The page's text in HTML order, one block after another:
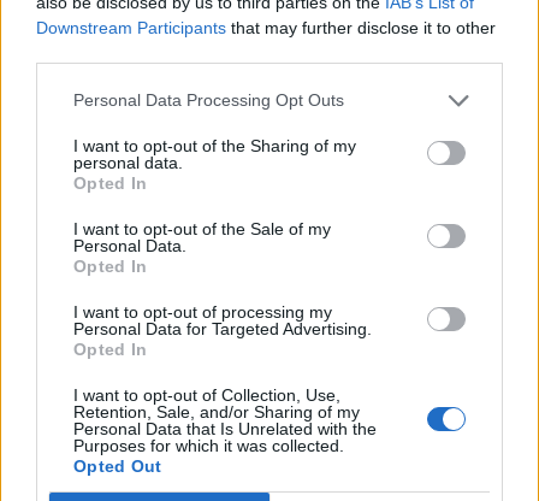
Downstream Participants that may further disclose it to other
Personal Data Processing Opt Outs
I want to opt-out of the Sharing of my
personal data.
Opted In
I want to opt-out of the Sale of my
Personal Data.
Opted In
I want to opt-out of processing my
Personal Data for Targeted Advertising.
Opted In
I want to opt-out of Collection, Use,
Retention, Sale, and/or Sharing of my
Personal Data that Is Unrelated with the
Purposes for which it was collected.
Opted Out
Letra Conceal Me
Letra G.b.a
Letra Let Me Be
Letra Light The Shade
+ Letras de Xavier Rudd
Discografía Biografía
Ranking de Xavier Rudd